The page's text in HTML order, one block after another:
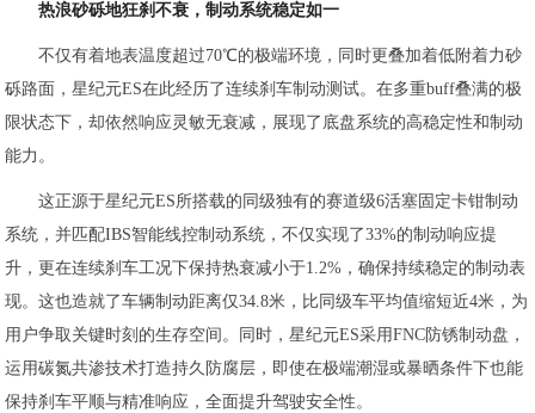
热浪砂砾地狂刹不衰，制动系统稳定如一
不仅有着地表温度超过70℃的极端环境，同时更叠加着低附着力砂
砾路面，星纪元ES在此经历了连续刹车制动测试。在多重buff叠满的极
限状态下，却依然响应灵敏无衰减，展现了底盘系统的高稳定性和制动
能力。
这正源于星纪元ES所搭载的同级独有的赛道级6活塞固定卡钳制动
系统，并匹配IBS智能线控制动系统，不仅实现了33%的制动响应提
升，更在连续刹车工况下保持热衰减小于1.2%，确保持续稳定的制动表
现。这也造就了车辆制动距离仅34.8米，比同级车平均值缩短近4米，为
用户争取关键时刻的生存空间。同时，星纪元ES采用FNC防锈制动盘，
运用碳氮共渗技术打造持久防腐层，即使在极端潮湿或暴晒条件下也能
保持刹车平顺与精准响应，全面提升驾驶安全性。